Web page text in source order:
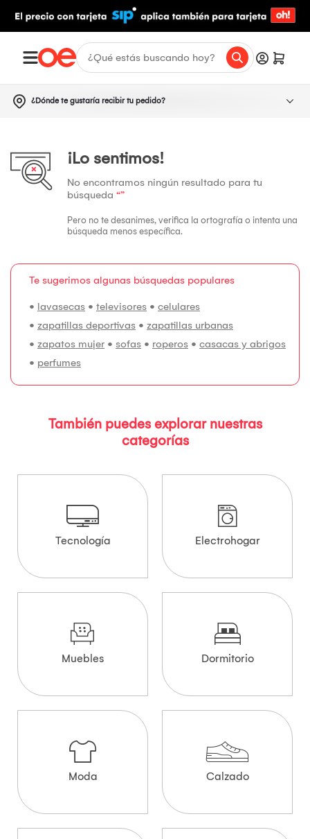
¿Dónde te gustaría recibir tu pedido?
¡Lo sentimos!
No encontramos ningún resultado para tu
búsqueda “”
Pero no te desanimes, verifica la ortografía o intenta una
búsqueda menos específica.
Te sugerimos algunas búsquedas populares
• lavasecas • televisores • celulares
• zapatillas deportivas • zapatillas urbanas
• zapatos mujer • sofas • roperos • casacas y abrigos
• perfumes
También puedes explorar nuestras
categorías
Tecnología Electrohogar
Muebles Dormitorio
Moda Calzado